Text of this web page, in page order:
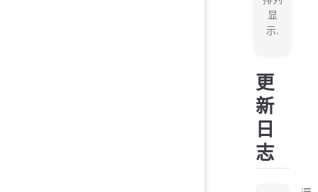
显
示.
更
新
日
志